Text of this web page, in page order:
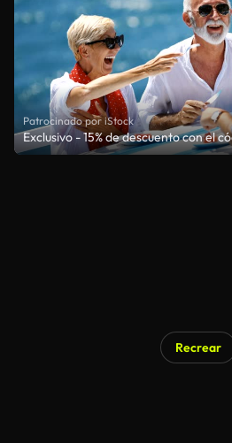
Patrocinado por iStock
Exclusivo - 15% de descuento con el
Recrear